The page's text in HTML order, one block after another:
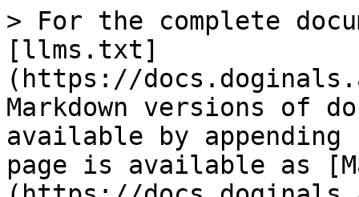
> For the complete
[llms.txt]
(https://
Markdown versions of
available by
page is available as